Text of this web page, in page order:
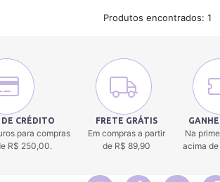
Produtos encontrados: 1
CRÉDITO
para compras
R$ 250,00.
FRETE GRÁTIS
Em compras a partir
de R$ 89,90
Na
acima